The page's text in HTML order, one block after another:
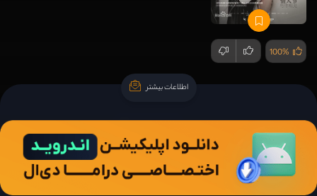
100%
اطلاعات بیشتر